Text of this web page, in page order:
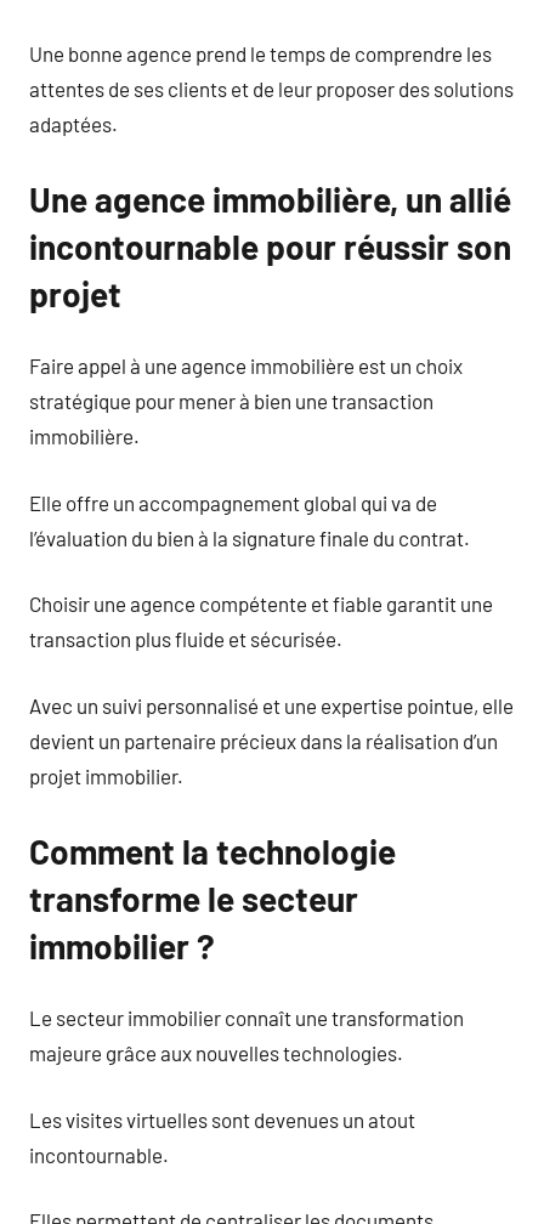
Une bonne agence prend le temps de comprendre les
attentes de ses clients et de leur proposer des solutions
adaptées.
Une agence immobilière, un allié
incontournable pour réussir son
projet
Faire appel à une agence immobilière est un choix
stratégique pour mener à bien une transaction
immobilière.
Elle offre un accompagnement global qui va de
l’évaluation du bien à la signature finale du contrat.
Choisir une agence compétente et fiable garantit une
transaction plus fluide et sécurisée.
Avec un suivi personnalisé et une expertise pointue, elle
devient un partenaire précieux dans la réalisation d’un
projet immobilier.
Comment la technologie
transforme le secteur
immobilier ?
Le secteur immobilier connaît une transformation
majeure grâce aux nouvelles technologies.
Les visites virtuelles sont devenues un atout
incontournable.